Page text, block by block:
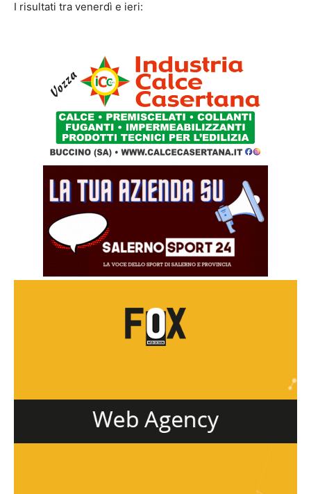
I risultati tra venerdì e ieri: